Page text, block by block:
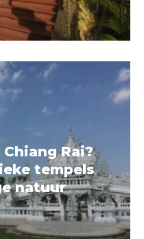
Rai?
tempels
natuur